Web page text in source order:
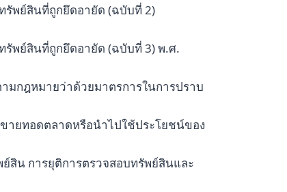
รัพย์สินที่ถูกยึดอายัด (ฉบับที่ 2)
รัพย์สินที่ถูกยึดอายัด (ฉบับที่ 3) พ.ศ.
กฎหมายว่าด้วยมาตรการในการปราบ
ายทอดตลาดหรือนำไปใช้ประโยชน์ของ
สิน การยุติการตรวจสอบทรัพย์สินและ